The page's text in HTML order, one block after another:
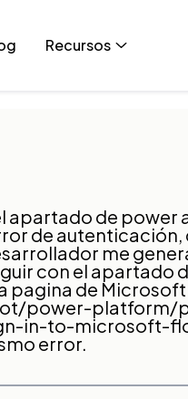
Recursos
apartado de power
de autenticación,
me
con el apartado
pagina de Microsoft
power-platform/
in-to-microsoft-
error.